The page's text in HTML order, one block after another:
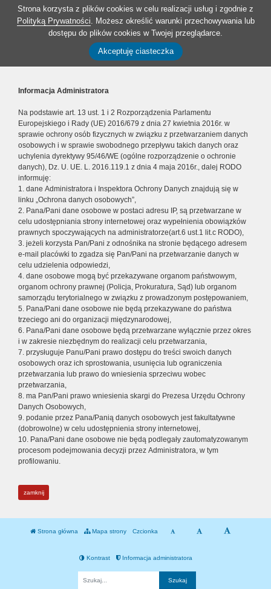
Strona korzysta z plików cookies w celu realizacji usług i zgodnie z
Polityką Prywatności. Możesz określić warunki przechowywania lub
dostępu do plików cookies w Twojej przeglądarce.
Akceptuję ciasteczka
Informacja Administratora
Na podstawie art. 13 ust. 1 i 2 Rozporządzenia Parlamentu
Europejskiego i Rady (UE) 2016/679 z dnia 27 kwietnia 2016r. w
sprawie ochrony osób fizycznych w związku z przetwarzaniem danych
osobowych i w sprawie swobodnego przepływu takich danych oraz
uchylenia dyrektywy 95/46/WE (ogólne rozporządzenie o ochronie
danych), Dz. U. UE. L. 2016.119.1 z dnia 4 maja 2016r., dalej RODO
informuję:
1. dane Administratora i Inspektora Ochrony Danych znajdują się w
linku „Ochrona danych osobowych”,
2. Pana/Pani dane osobowe w postaci adresu IP, są przetwarzane w
celu udostępniania strony internetowej oraz wypełnienia obowiązków
prawnych spoczywających na administratorze(art.6 ust.1 lit.c RODO),
3. jeżeli korzysta Pan/Pani z odnośnika na stronie będącego adresem
e-mail placówki to zgadza się Pan/Pani na przetwarzanie danych w
celu udzielenia odpowiedzi,
4. dane osobowe mogą być przekazywane organom państwowym,
organom ochrony prawnej (Policja, Prokuratura, Sąd) lub organom
samorządu terytorialnego w związku z prowadzonym postępowaniem,
5. Pana/Pani dane osobowe nie będą przekazywane do państwa
trzeciego ani do organizacji międzynarodowej,
6. Pana/Pani dane osobowe będą przetwarzane wyłącznie przez okres
i w zakresie niezbędnym do realizacji celu przetwarzania,
7. przysługuje Panu/Pani prawo dostępu do treści swoich danych
osobowych oraz ich sprostowania, usunięcia lub ograniczenia
przetwarzania lub prawo do wniesienia sprzeciwu wobec
przetwarzania,
8. ma Pan/Pani prawo wniesienia skargi do Prezesa Urzędu Ochrony
Danych Osobowych,
9. podanie przez Pana/Panią danych osobowych jest fakultatywne
(dobrowolne) w celu udostępnienia strony internetowej,
10. Pana/Pani dane osobowe nie będą podlegały zautomatyzowanym
procesom podejmowania decyzji przez Administratora, w tym
profilowaniu.
zamknij
Strona główna Mapa strony Czcionka
Kontrast Informacja administratora